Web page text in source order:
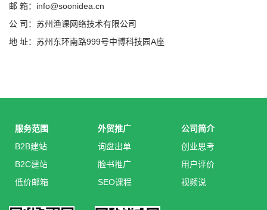
邮 箱：info@soonidea.cn
公 司：苏州渔课网络技术有限公司
地 址：苏州东环南路999号中博科技园A座
服务范围
B2B建站
B2C建站
低价邮箱
外贸推广
询盘出单
脸书推广
SEO课程
公司简介
创业思考
用户评价
视频说